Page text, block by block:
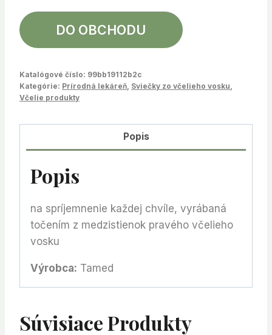
DO OBCHODU
Katalógové číslo: 99bb19112b2c
Kategórie: Prírodná lekáreň, Sviečky zo včelieho vosku,
Včelie produkty
Popis
Popis
na spríjemnenie každej chvíle, vyrábaná
točením z medzistienok pravého včelieho
vosku
Výrobca: Tamed
Súvisiace Produkty